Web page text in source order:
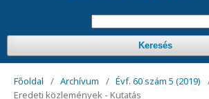
Keresés
Főoldal / Archívum / Évf. 60 szám 5 (2019)
Eredeti közlemények - Kutatás